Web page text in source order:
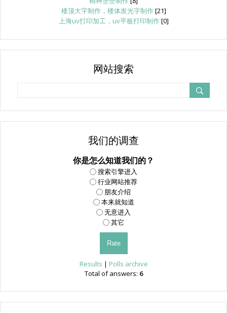
楼顶大字制作，楼体发光字制作[21]
上海uv打印加工，uv平板打印制作[0]
网站搜索
我们的调查
你是怎么知道我们的？
搜索引擎进入
行业网站推荐
朋友介绍
本来就知道
无意进入
其它
Results | Polls archive
Total of answers: 6